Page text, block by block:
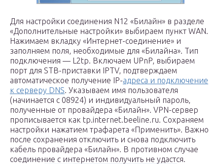
Для настройки соединения N12 «Билайн» в разделе
«Дополнительные настройки» выбираем пункт WAN.
Нажимаем вкладку «Интернет-соединение» и
заполняем поля, необходимые для «Билайна». Тип
подключения — L2tp. Включаем UPnP, выбираем
порт для STB-приставки IPTV, подтверждаем
автоматическое получение IP-адреса и подключение
к серверу DNS . Указываем имя пользователя
(начинается с 08924) и индивидуальный пароль,
полученные от провайдера «Билайн». VPN-сервер
прописывается как tp.internet.beeline.ru. Сохраняем
настройки нажатием трафарета «Применить». Важно
после сохранения отключить и снова подключить
кабель провайдера «Билайн». В противном случае
соединение с интернетом получить не удастся.